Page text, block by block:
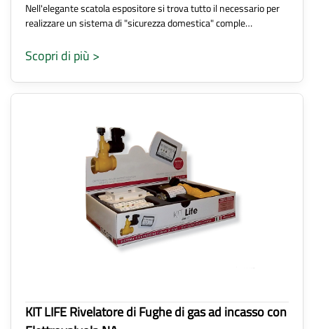
Nell'elegante scatola espositore si trova tutto il necessario per
realizzare un sistema di "sicurezza domestica" comple…
Scopri di più >
KIT LIFE Rivelatore di Fughe di gas ad incasso con